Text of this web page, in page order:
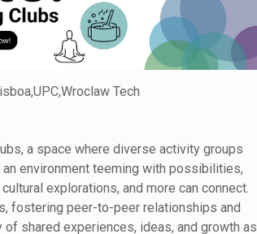
Tech
a space where diverse activity groups
environment teeming with possibilities,
explorations, and more can connect.
fostering peer-to-peer relationships and
shared experiences, ideas, and growth as